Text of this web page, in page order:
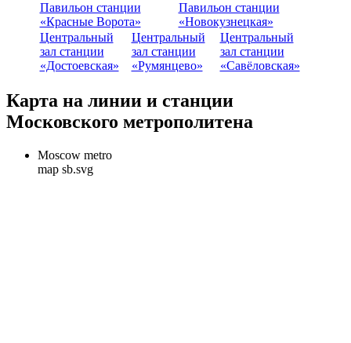
Павильон станции
«Красные Ворота»
Павильон станции
«Новокузнецкая»
Центральный
зал станции
«Достоевская»
Центральный
зал станции
«Румянцево»
Центральный
зал станции
«Савёловская»
Карта на линии и станции
Московского метрополитена
Moscow metro
map sb.svg